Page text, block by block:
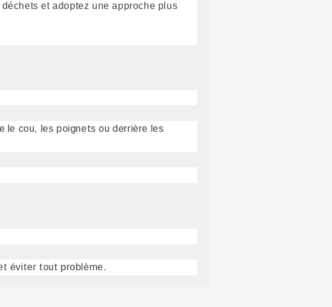
et adoptez une approche plus
le cou, les poignets ou derrière les
éviter tout problème.